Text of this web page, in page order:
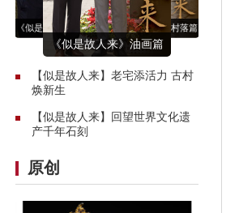
《似是故人来》古村落篇
《似是故人来》大足石刻
《似是故人来》油画篇
《似是故人来》古村落篇
《似是故人来》大足石刻
《似是故人来》油画篇
《似是故人来》古村落篇
【似是故人来】老宅添活力 古村
焕新生
【似是故人来】回望世界文化遗
产千年石刻
原创